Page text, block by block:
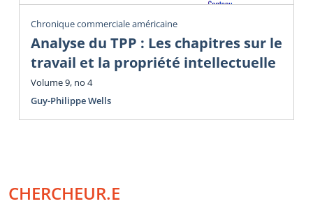
Chronique commerciale américaine
Analyse du TPP : Les chapitres sur le
travail et la propriété intellectuelle
Volume 9, no 4
Guy-Philippe Wells
CHERCHEUR.E